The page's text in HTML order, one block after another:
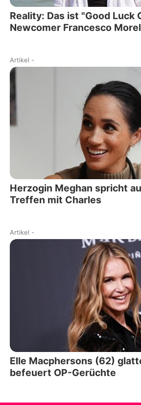
Reality: Das ist "Good Luck
Newcomer Francesco
Artikel -
Herzogin Meghan spricht
Treffen mit Charles
Artikel -
Elle Macphersons (62)
befeuert OP-Gerüchte